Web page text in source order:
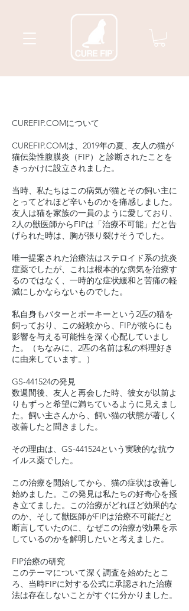
CUREFIP.COMについて
CUREFIP.COMは、2019年の夏、友人の猫が
猫伝染性腹膜炎（FIP）と診断されたことを
きっかけに設立されました。
当時、私たちはこの病気が猫とその飼い主に
とってどれほど辛いものかを痛感しました。
友人は猫を家族の一員のように愛しており、
2人の獣医師からFIPは「治療不可能」だと告
げられた時は、胸が張り裂けそうでした。
唯一提案された治療法はステロイド系の抗炎
症薬でしたが、これは根本的な病気を治療す
るのではなく、一時的な症状緩和と苦痛の軽
減にしかならないものでした。
私自身もバターとポーキーという2匹の猫を
飼っており、この経験から、FIPが彼らにも
影響を与える可能性を深く心配していまし
た。（ちなみに、2匹の名前は私の料理好き
に由来しています。）
GS-441524の発見
数週間後、友人と再会した時、彼女が以前よ
りもずっと希望に満ちているように見えまし
た。飼い主さんから、飼い猫の状態が著しく
改善したと聞きました。
その理由は、GS-441524という実験的な抗ウ
イルス薬でした。
この治療を開始してから、猫の症状は改善し
始めました。この発見は私たちの好奇心を掻
き立てました。この治療がどれほど効果的な
のか、そして獣医師がFIPは治療不可能だと
断言していたのに、なぜこの治療が効果を示
しているのかを解明したいと考えました。
FIP治療の研究
このテーマについて深く調査を始めたとこ
ろ、当時FIPに対する公式に承認された治療
法は存在しないことがすぐに分かりました。